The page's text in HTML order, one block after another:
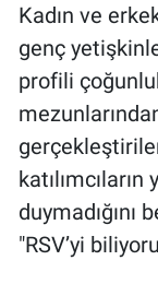
Kadın ve
genç
profili
katılımcıların
duymadığını
"RSV’yi